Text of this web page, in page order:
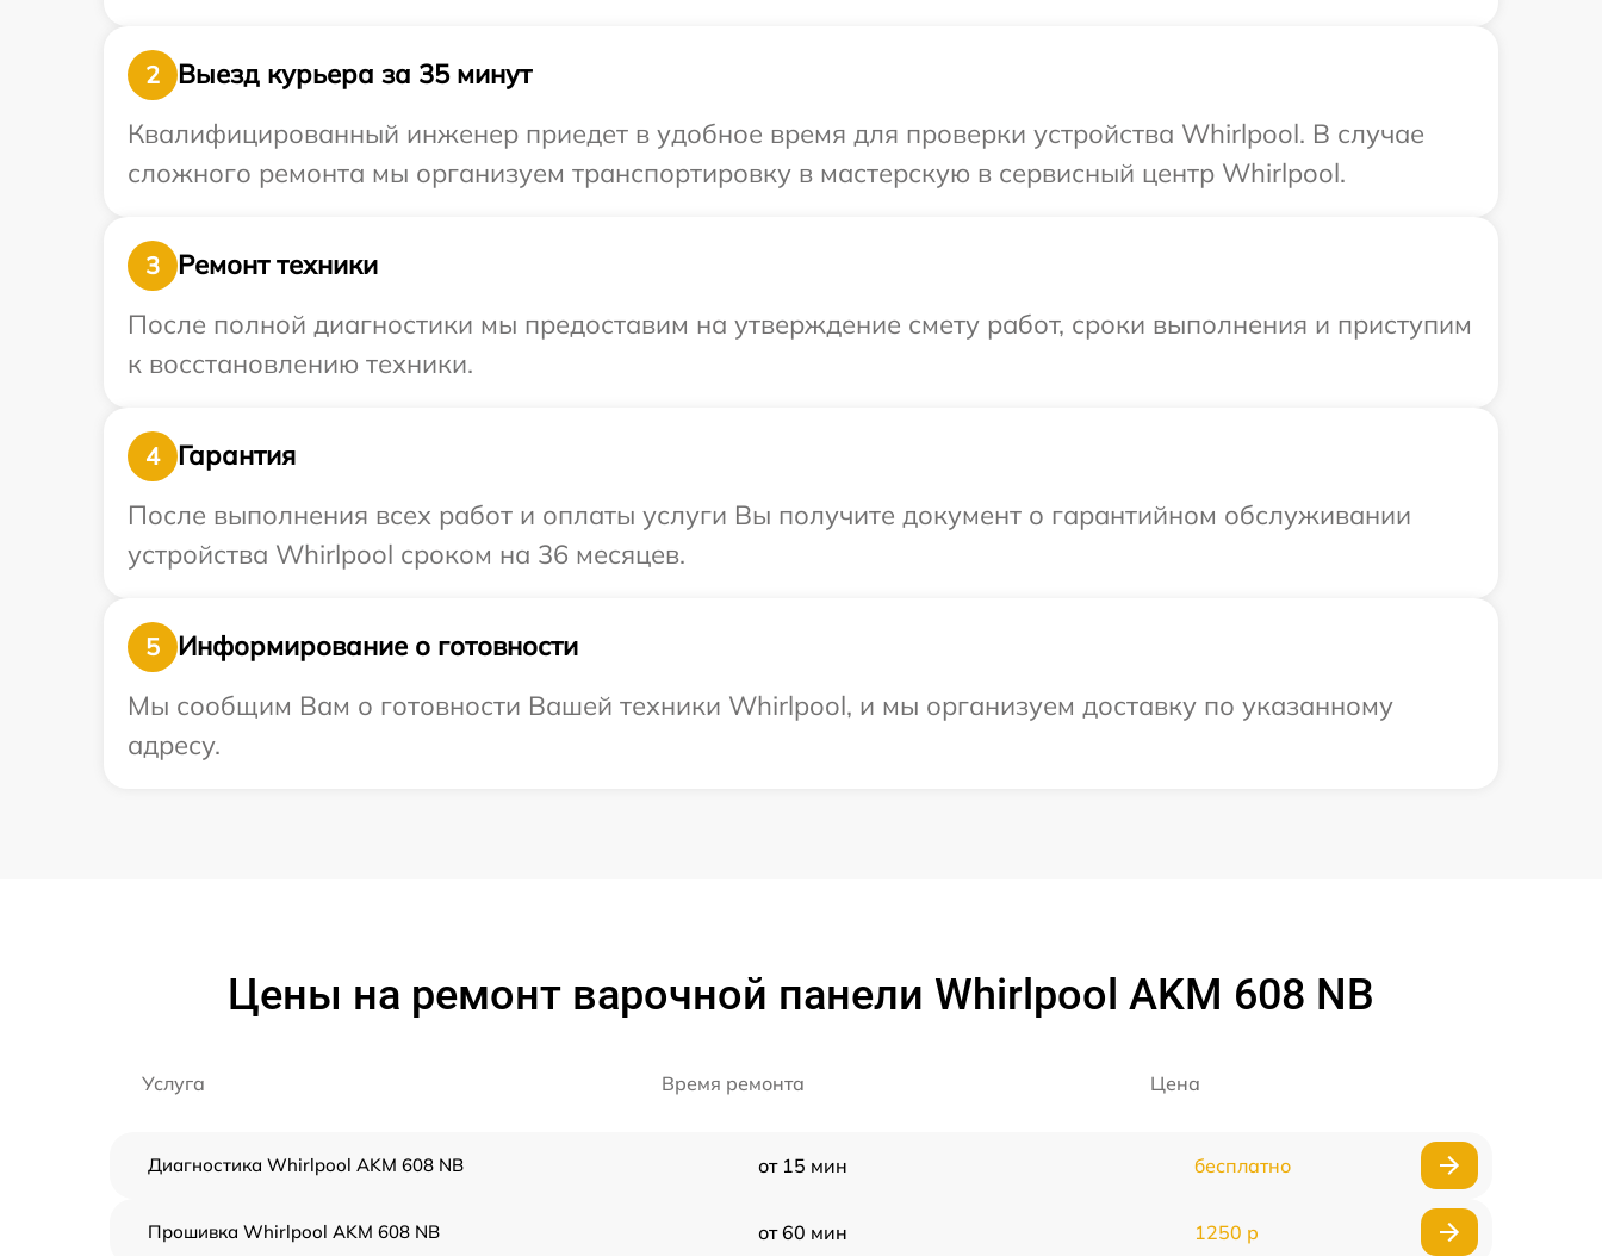
2
Выезд курьера за 35 минут
Квалифицированный инженер приедет в удобное время для проверки устройства Whirlpool. В случае
сложного ремонта мы организуем транспортировку в мастерскую в сервисный центр Whirlpool.
3
Ремонт техники
После полной диагностики мы предоставим на утверждение смету работ, сроки выполнения и приступим
к восстановлению техники.
4
Гарантия
После выполнения всех работ и оплаты услуги Вы получите документ о гарантийном обслуживании
устройства Whirlpool сроком на 36 месяцев.
5
Информирование о готовности
Мы сообщим Вам о готовности Вашей техники Whirlpool, и мы организуем доставку по указанному
адресу.
Цены на ремонт варочной панели Whirlpool AKM 608 NB
Услуга Время ремонта Цена
Диагностика Whirlpool AKM 608 NB от 15 мин бесплатно
Прошивка Whirlpool AKM 608 NB от 60 мин 1250 р